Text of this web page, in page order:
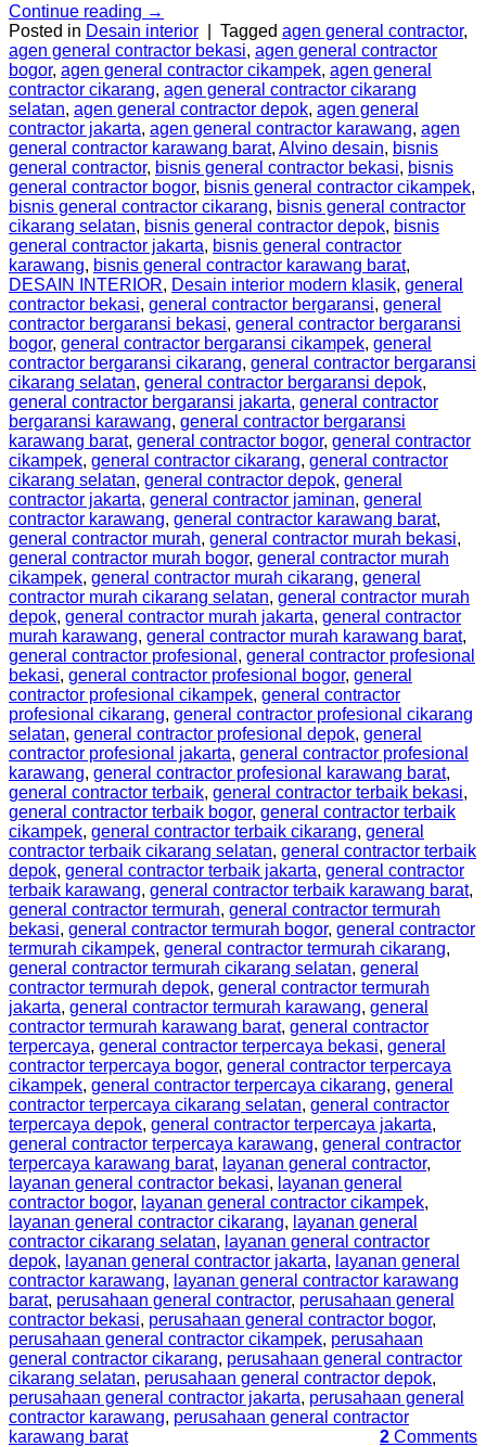
Continue reading →
Posted in Desain interior Tagged agen general contractor,
agen general contractor bekasi, agen general contractor
bogor, agen general contractor cikampek, agen general
contractor cikarang, agen general contractor cikarang
selatan, agen general contractor depok, agen general
contractor jakarta, agen general contractor karawang, agen
general contractor karawang barat, Alvino desain, bisnis
general contractor, bisnis general contractor bekasi, bisnis
general contractor bogor, bisnis general contractor cikampek,
bisnis general contractor cikarang, bisnis general contractor
cikarang selatan, bisnis general contractor depok, bisnis
general contractor jakarta, bisnis general contractor
karawang, bisnis general contractor karawang barat,
DESAIN INTERIOR, Desain interior modern klasik, general
contractor bekasi, general contractor bergaransi, general
contractor bergaransi bekasi, general contractor bergaransi
bogor, general contractor bergaransi cikampek, general
contractor bergaransi cikarang, general contractor bergaransi
cikarang selatan, general contractor bergaransi depok,
general contractor bergaransi jakarta, general contractor
bergaransi karawang, general contractor bergaransi
karawang barat, general contractor bogor, general contractor
cikampek, general contractor cikarang, general contractor
cikarang selatan, general contractor depok, general
contractor jakarta, general contractor jaminan, general
contractor karawang, general contractor karawang barat,
general contractor murah, general contractor murah bekasi,
general contractor murah bogor, general contractor murah
cikampek, general contractor murah cikarang, general
contractor murah cikarang selatan, general contractor murah
depok, general contractor murah jakarta, general contractor
murah karawang, general contractor murah karawang barat,
general contractor profesional , general contractor profesional
bekasi, general contractor profesional bogor, general
contractor profesional cikampek, general contractor
profesional cikarang, general contractor profesional cikarang
selatan, general contractor profesional depok, general
contractor profesional jakarta, general contractor profesional
karawang, general contractor profesional karawang barat,
general contractor terbaik, general contractor terbaik bekasi,
general contractor terbaik bogor, general contractor terbaik
cikampek, general contractor terbaik cikarang, general
contractor terbaik cikarang selatan, general contractor terbaik
depok, general contractor terbaik jakarta, general contractor
terbaik karawang, general contractor terbaik karawang barat,
general contractor termurah, general contractor termurah
bekasi, general contractor termurah bogor, general contractor
termurah cikampek, general contractor termurah cikarang,
general contractor termurah cikarang selatan, general
contractor termurah depok, general contractor termurah
jakarta, general contractor termurah karawang, general
contractor termurah karawang barat, general contractor
terpercaya, general contractor terpercaya bekasi, general
contractor terpercaya bogor, general contractor terpercaya
cikampek, general contractor terpercaya cikarang, general
contractor terpercaya cikarang selatan, general contractor
terpercaya depok, general contractor terpercaya jakarta,
general contractor terpercaya karawang, general contractor
terpercaya karawang barat, layanan general contractor,
layanan general contractor bekasi, layanan general
contractor bogor, layanan general contractor cikampek,
layanan general contractor cikarang, layanan general
contractor cikarang selatan, layanan general contractor
depok, layanan general contractor jakarta, layanan general
contractor karawang, layanan general contractor karawang
barat, perusahaan general contractor, perusahaan general
contractor bekasi, perusahaan general contractor bogor,
perusahaan general contractor cikampek, perusahaan
general contractor cikarang, perusahaan general contractor
cikarang selatan, perusahaan general contractor depok,
perusahaan general contractor jakarta, perusahaan general
contractor karawang, perusahaan general contractor
karawang barat
2 Comments